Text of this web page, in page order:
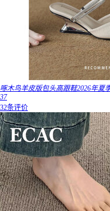
啄木鸟羊皮版包头高跟鞋2026年夏
37
32条评价